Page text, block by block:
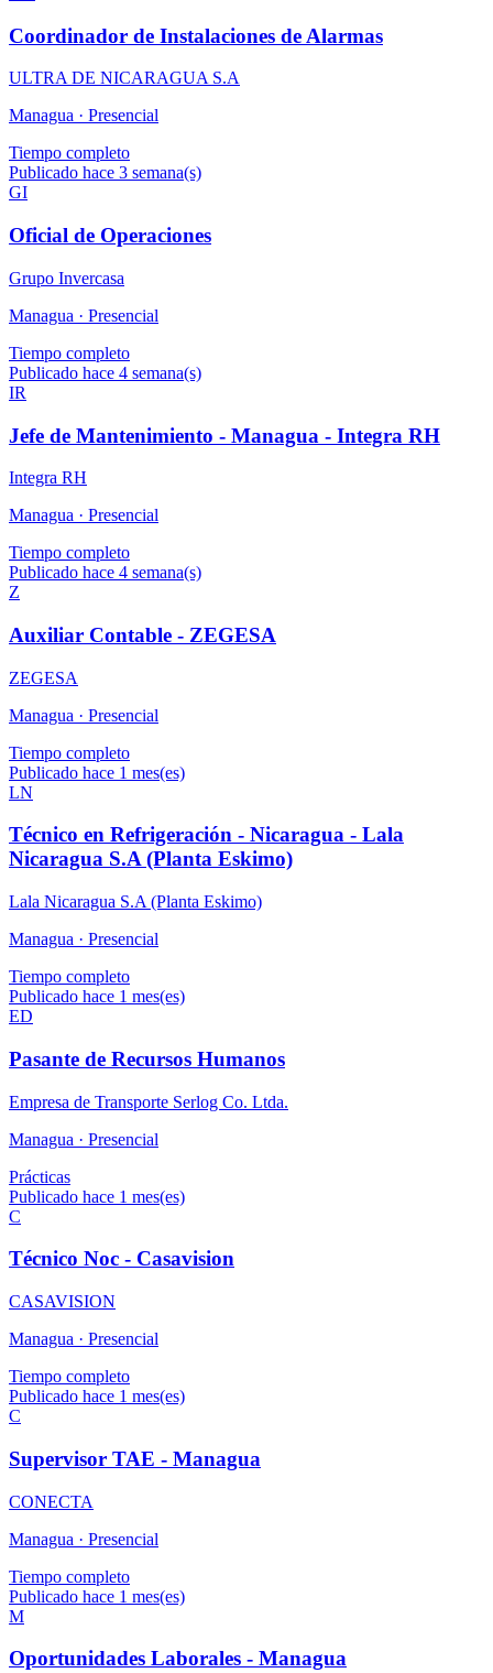
Coordinador de Instalaciones de Alarmas
ULTRA DE NICARAGUA S.A
Managua · Presencial
Tiempo completo
Publicado hace 3 semana(s)
GI
Oficial de Operaciones
Grupo Invercasa
Managua · Presencial
Tiempo completo
Publicado hace 4 semana(s)
IR
Jefe de Mantenimiento - Managua - Integra RH
Integra RH
Managua · Presencial
Tiempo completo
Publicado hace 4 semana(s)
Z
Auxiliar Contable - ZEGESA
ZEGESA
Managua · Presencial
Tiempo completo
Publicado hace 1 mes(es)
LN
Técnico en Refrigeración - Nicaragua - Lala
Nicaragua S.A (Planta Eskimo)
Lala Nicaragua S.A (Planta Eskimo)
Managua · Presencial
Tiempo completo
Publicado hace 1 mes(es)
ED
Pasante de Recursos Humanos
Empresa de Transporte Serlog Co. Ltda.
Managua · Presencial
Prácticas
Publicado hace 1 mes(es)
C
Técnico Noc - Casavision
CASAVISION
Managua · Presencial
Tiempo completo
Publicado hace 1 mes(es)
C
Supervisor TAE - Managua
CONECTA
Managua · Presencial
Tiempo completo
Publicado hace 1 mes(es)
M
Oportunidades Laborales - Managua